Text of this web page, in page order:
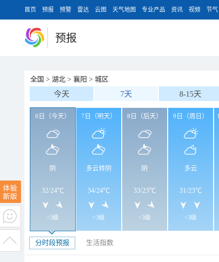
首页 预报 预警 雷达 云图 天气地图 专业产品 资讯 视频 节气
预报
全国 > 湖北 > 襄阳 > 城区
今天 7天 8-15天
6日（今天）
阴
32/24℃
<3级
7日（明天）
多云转阴
34/24℃
<3级
8日（后天）
阴
33/23℃
<3级
9日（周日）
多云
31/23℃
<3级
分时段预报 生活指数